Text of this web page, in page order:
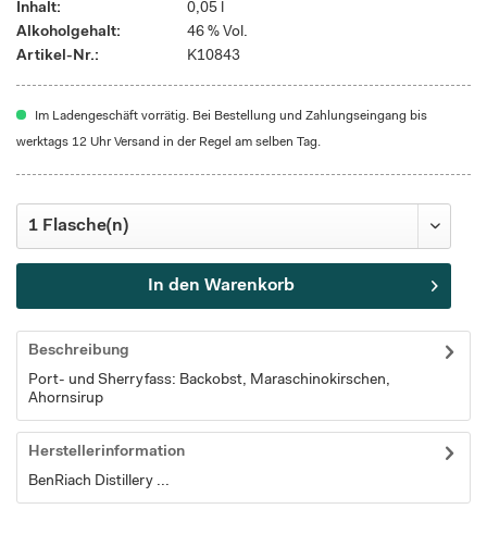
Inhalt:
0,05 l
Alkoholgehalt:
46 % Vol.
Artikel-Nr.:
K10843
Im Ladengeschäft vorrätig. Bei Bestellung und Zahlungseingang bis
werktags 12 Uhr Versand in der Regel am selben Tag.
In den Warenkorb
Beschreibung
Port- und Sherryfass: Backobst, Maraschinokirschen,
Ahornsirup
Herstellerinformation
BenRiach Distillery ...